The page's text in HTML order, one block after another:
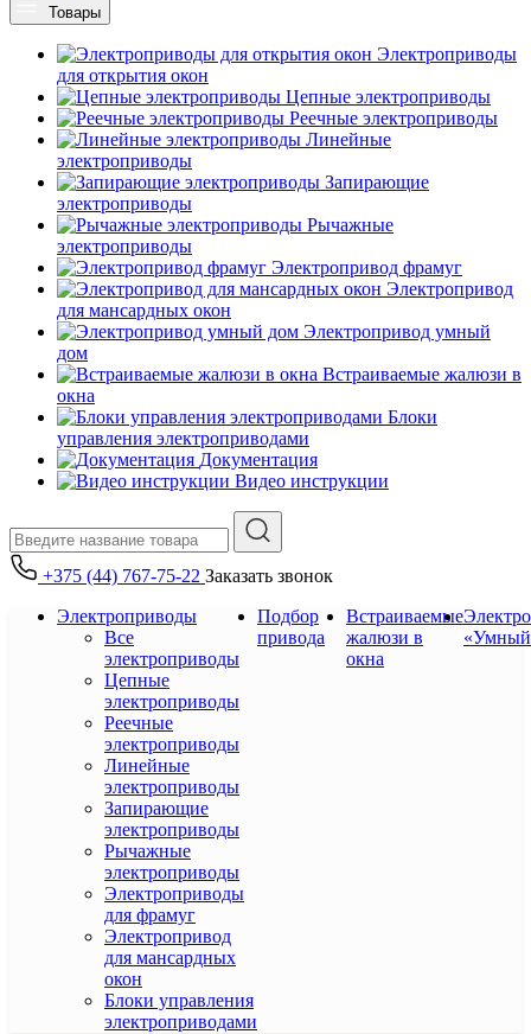
Товары
Электроприводы
для открытия окон
Цепные электроприводы
Реечные электроприводы
Линейные
электроприводы
Запирающие
электроприводы
Рычажные
электроприводы
Электропривод фрамуг
Электропривод
для мансардных окон
Электропривод умный
дом
Встраиваемые жалюзи в
окна
Блоки
управления электроприводами
Документация
Видео инструкции
+375 (44) 767-75-22 Заказать звонок
Электроприводы
Все
электроприводы
Цепные
электроприводы
Реечные
электроприводы
Линейные
электроприводы
Запирающие
электроприводы
Рычажные
электроприводы
Электроприводы
для фрамуг
Электропривод
для мансардных
окон
Блоки управления
электроприводами
Подбор
привода
Встраиваемые
жалюзи в
окна